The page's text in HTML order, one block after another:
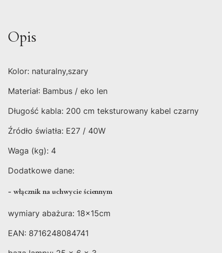
Opis
Kolor: naturalny,szary
Materiał: Bambus / eko len
Długość kabla: 200 cm teksturowany kabel czarny
Źródło światła: E27 / 40W
Waga (kg): 4
Dodatkowe dane:
- włącznik na uchwycie ściennym
wymiary abażura: 18x15cm
EAN: 8716248084741